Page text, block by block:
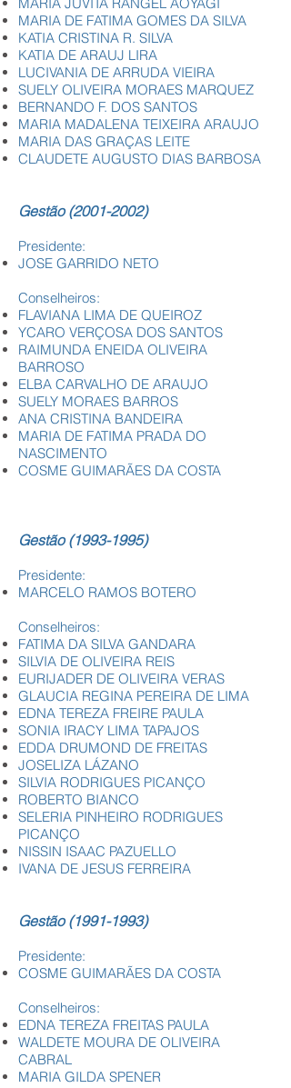
MARIA DE FATIMA GOMES DA SILVA
KATIA CRISTINA R. SILVA
KATIA DE ARAUJ LIRA
LUCIVANIA DE ARRUDA VIEIRA
SUELY OLIVEIRA MORAES MARQUEZ
BERNANDO F. DOS SANTOS
MARIA MADALENA TEIXEIRA ARAUJO
MARIA DAS GRAÇAS LEITE
CLAUDETE AUGUSTO DIAS BARBOSA
Gestão(2001-2002)
Presidente:
JOSE GARRIDO NETO
Conselheiros:
FLAVIANA LIMA DE QUEIROZ
YCARO VERÇOSA DOS SANTOS
RAIMUNDA ENEIDA OLIVEIRA
BARROSO
ELBA CARVALHO DE ARAUJO
SUELY MORAES BARROS
ANA CRISTINA BANDEIRA
MARIA DE FATIMA PRADA DO
NASCIMENTO
COSME GUIMARÃES DA COSTA
Gestão(1993-1995)
Presidente:
MARCELO RAMOS BOTERO
Conselheiros:
FATIMA DA SILVA GANDARA
SILVIA DE OLIVEIRA REIS
EURIJADER DE OLIVEIRA VERAS
GLAUCIA REGINA PEREIRA DE LIMA
EDNA TEREZA FREIRE PAULA
SONIA IRACY LIMA TAPAJOS
EDDA DRUMOND DE FREITAS
JOSELIZA LÁZANO
SILVIA RODRIGUES PICANÇO
ROBERTO BIANCO
SELERIA PINHEIRO RODRIGUES
PICANÇO
NISSIN ISAAC PAZUELLO
IVANA DE JESUS FERREIRA
Gestão(1991-1993)
Presidente:
COSME GUIMARÃES DA COSTA
Conselheiros:
EDNA TEREZA FREITAS PAULA
WALDETE MOURA DE OLIVEIRA
CABRAL
MARIA GILDA SPENER